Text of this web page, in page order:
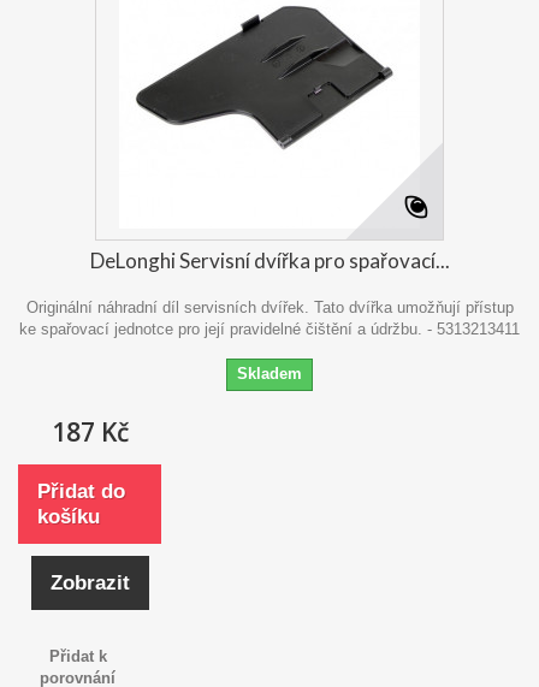
DeLonghi Servisní dvířka pro spařovací...
Originální náhradní díl servisních dvířek. Tato dvířka umožňují přístup
ke spařovací jednotce pro její pravidelné čištění a údržbu. - 5313213411
Skladem
187 Kč
Přidat do
košíku
Zobrazit
Přidat k
porovnání